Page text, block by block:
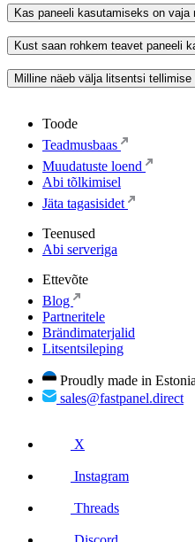
Kas paneeli kasutamiseks on
Kust saan rohkem teavet paneeli
Milline näeb välja litsentsi tellimise
Toode
Teadmusbaas
Muudatuste loend
Abi tõlkimisel
Jäta tagasisidet
Teenused
Abi serveriga
Ettevõte
Blog
Partneritele
Brändimaterjalid
Litsentsileping
Proudly made in Estonia
sales@fastpanel.direct
X
Instagram
Threads